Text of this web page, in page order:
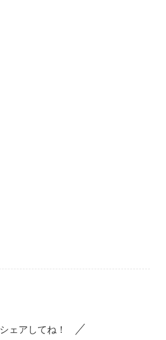
シェアしてね！